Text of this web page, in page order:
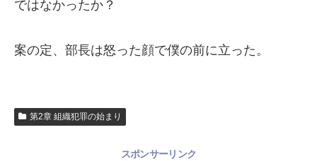
ではなかったか？
案の定、部長は怒った顔で僕の前に立った。
第2章 組織犯罪の始まり
スポンサーリンク